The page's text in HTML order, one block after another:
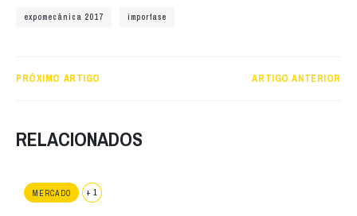
expomecânica 2017 imporfase
PRÓXIMO ARTIGO ARTIGO ANTERIOR
RELACIONADOS
MERCADO + 1